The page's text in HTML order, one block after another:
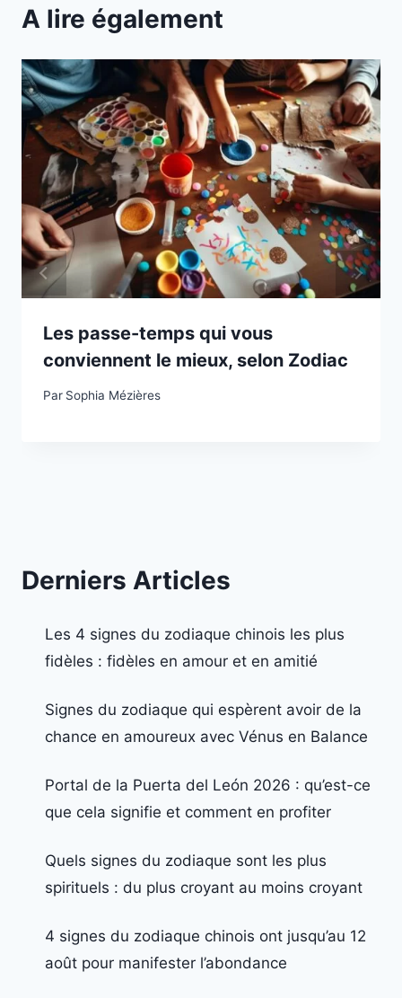
A lire également
Les passe-temps qui vous
conviennent le mieux, selon Zodiac
Par Sophia Mézières
Derniers Articles
Les 4 signes du zodiaque chinois les plus
fidèles : fidèles en amour et en amitié
Signes du zodiaque qui espèrent avoir de la
chance en amoureux avec Vénus en Balance
Portal de la Puerta del León 2026 : qu’est-ce
que cela signifie et comment en profiter
Quels signes du zodiaque sont les plus
spirituels : du plus croyant au moins croyant
4 signes du zodiaque chinois ont jusqu’au 12
août pour manifester l’abondance